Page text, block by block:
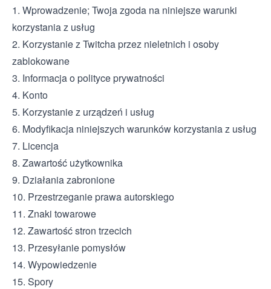
1. Wprowadzenie; Twoja zgoda na niniejsze warunki
korzystania z usług
2. Korzystanie z Twitcha przez nieletnich i osoby
zablokowane
3. Informacja o polityce prywatności
4. Konto
5. Korzystanie z urządzeń i usług
6. Modyfikacja niniejszych warunków korzystania z usług
7. Licencja
8. Zawartość użytkownika
9. Działania zabronione
10. Przestrzeganie prawa autorskiego
11. Znaki towarowe
12. Zawartość stron trzecich
13. Przesyłanie pomysłów
14. Wypowiedzenie
15. Spory